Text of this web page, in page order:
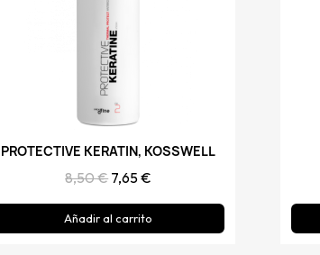
Vista rápida
PROTECTIVE KERATIN, KOSSWELL
8,50 € 7,65 €
Añadir al carrito